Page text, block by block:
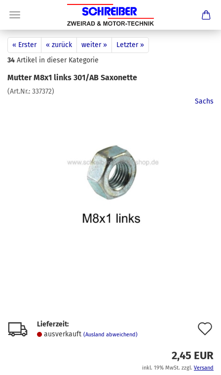
« Erster « zurück weiter »
Letzter »
34 Artikel in dieser Kategorie
Mutter M8x1 links 301/AB Saxonette
(Art.Nr.: 337372)
Sachs
Lieferzeit:
ausverkauft (Ausland abweichend)
2,45 EUR
inkl. 19% MwSt. zzgl. Versand